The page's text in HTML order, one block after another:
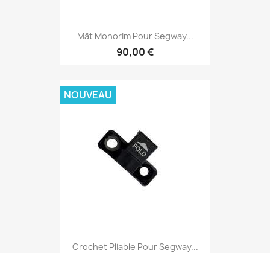
Mât Monorim Pour Segway...
90,00 €
Crochet Pliable Pour Segway...
NOUVEAU